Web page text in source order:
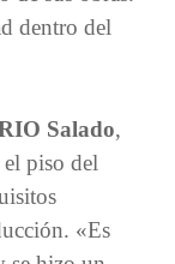
dentro del
Salado,
el piso del
«Es